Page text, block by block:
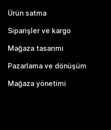
Ürün satma
Siparişler ve kargo
Mağaza tasarımı
Pazarlama ve dönüşüm
Mağaza yönetimi